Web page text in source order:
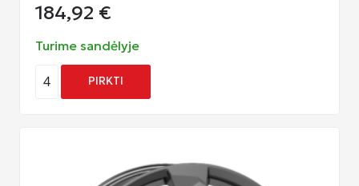
184,92 €
Turime sandėlyje
4 PIRKTI